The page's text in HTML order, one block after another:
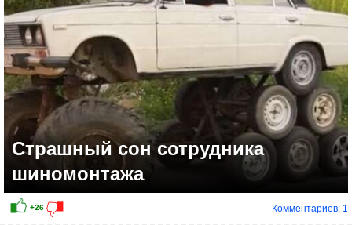
Страшный сон сотрудника
шиномонтажа
Комментариев: 1